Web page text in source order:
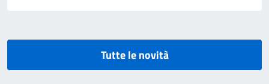
Tutte le novità